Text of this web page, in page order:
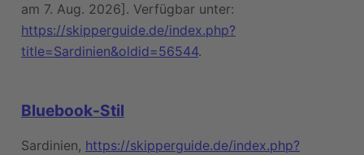
am 7. Aug. 2026]. Verfügbar unter:
https://skipperguide.de/index.php?
title=Sardinien&oldid=56544.
Bluebook-Stil
Sardinien, https://skipperguide.de/index.php?